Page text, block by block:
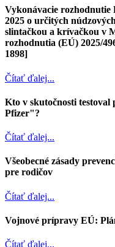
Vykonávacie rozhodnutie
2025 o určitých
slintačkou a krívačkou v
rozhodnutia (EÚ) 2025/
1898]
Čítať ďalej...
Kto v skutočnosti
Pfizer"?
Čítať ďalej...
Všeobecné zásady
pre rodičov
Čítať ďalej...
Vojnové prípravy EÚ:
Čítať ďalej...